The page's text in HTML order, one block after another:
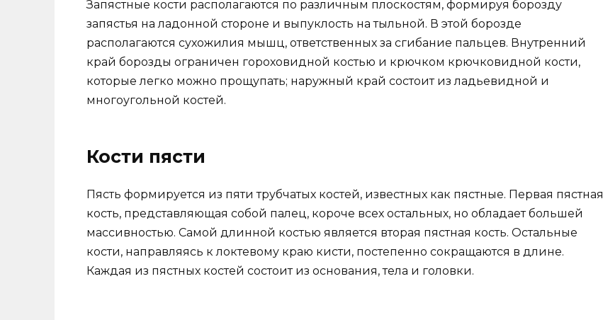
Запястные кости располагаются по различным плоскостям, формируя борозду
запястья на ладонной стороне и выпуклость на тыльной. В этой борозде
располагаются сухожилия мышц, ответственных за сгибание пальцев. Внутренний
край борозды ограничен гороховидной костью и крючком крючковидной кости,
которые легко можно прощупать; наружный край состоит из ладьевидной и
многоугольной костей.
Кости пясти
Пясть формируется из пяти трубчатых костей, известных как пястные. Первая пястная
кость, представляющая собой палец, короче всех остальных, но обладает большей
массивностью. Самой длинной костью является вторая пястная кость. Остальные
кости, направляясь к локтевому краю кисти, постепенно сокращаются в длине.
Каждая из пястных костей состоит из основания, тела и головки.